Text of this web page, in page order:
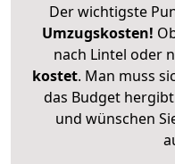
Der wichtigste
Umzugskosten!
nach Lintel oder
kostet. Man muss
das Budget
und wünschen